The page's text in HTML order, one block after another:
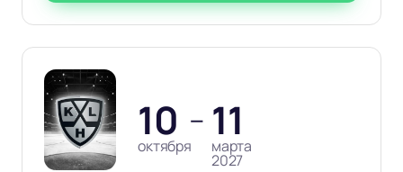
10
октября
— 11
марта
2027